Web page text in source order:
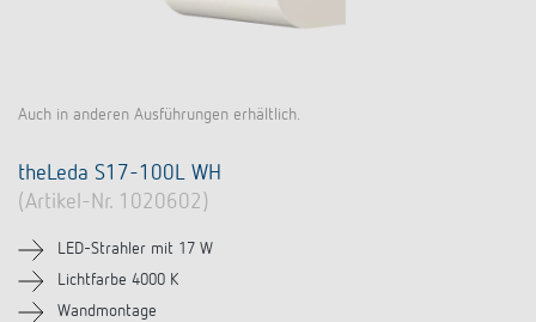
Auch in anderen Ausführungen erhältlich.
theLeda S17-100L WH
(Artikel-Nr. 1020602)
LED-Strahler mit 17 W
Lichtfarbe 4000 K
Wandmontage